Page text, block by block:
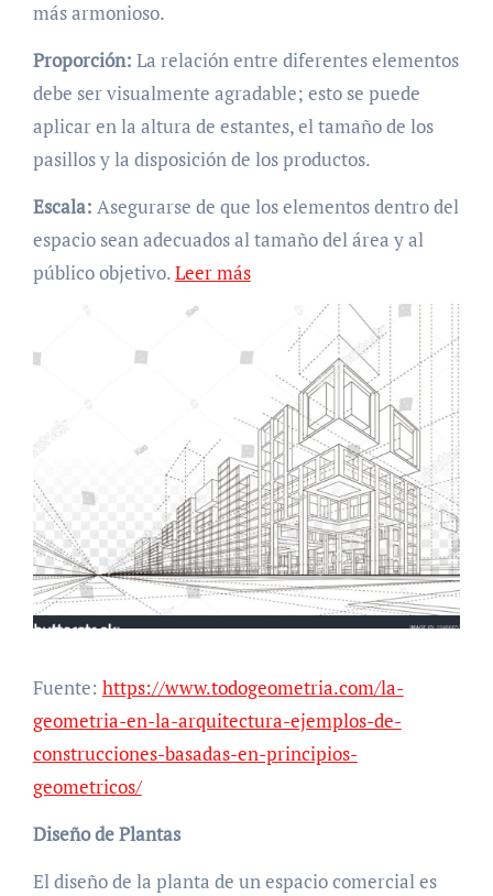
más armonioso.
Proporción: La relación entre diferentes elementos
debe ser visualmente agradable; esto se puede
aplicar en la altura de estantes, el tamaño de los
pasillos y la disposición de los productos.
Escala: Asegurarse de que los elementos dentro del
espacio sean adecuados al tamaño del área y al
público objetivo.Leer más
Fuente: https://www.todogeometria.com/la-
geometria-en-la-arquitectura-ejemplos-de-
construcciones-basadas-en-principios-
geometricos/
Diseño de Plantas
El diseño de la planta de un espacio comercial es